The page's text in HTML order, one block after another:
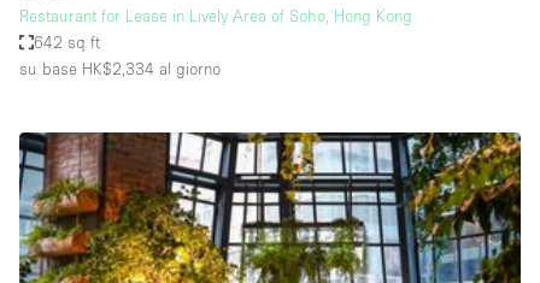
Uffici
Villa / Casa
Dotazioni dello spazio
Accesso per disabili
Ampia Porta d'Ingresso
Restaurant for Lease in Lively Area of Soho, Hong Kong
642 sq ft
su base HK$2,334 al giorno